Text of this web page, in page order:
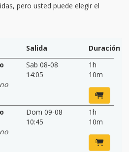
pero usted puede elegir el
Salida
Duración
Sab 08-08
14:05
1h
10m
Dom 09-08
10:45
1h
10m